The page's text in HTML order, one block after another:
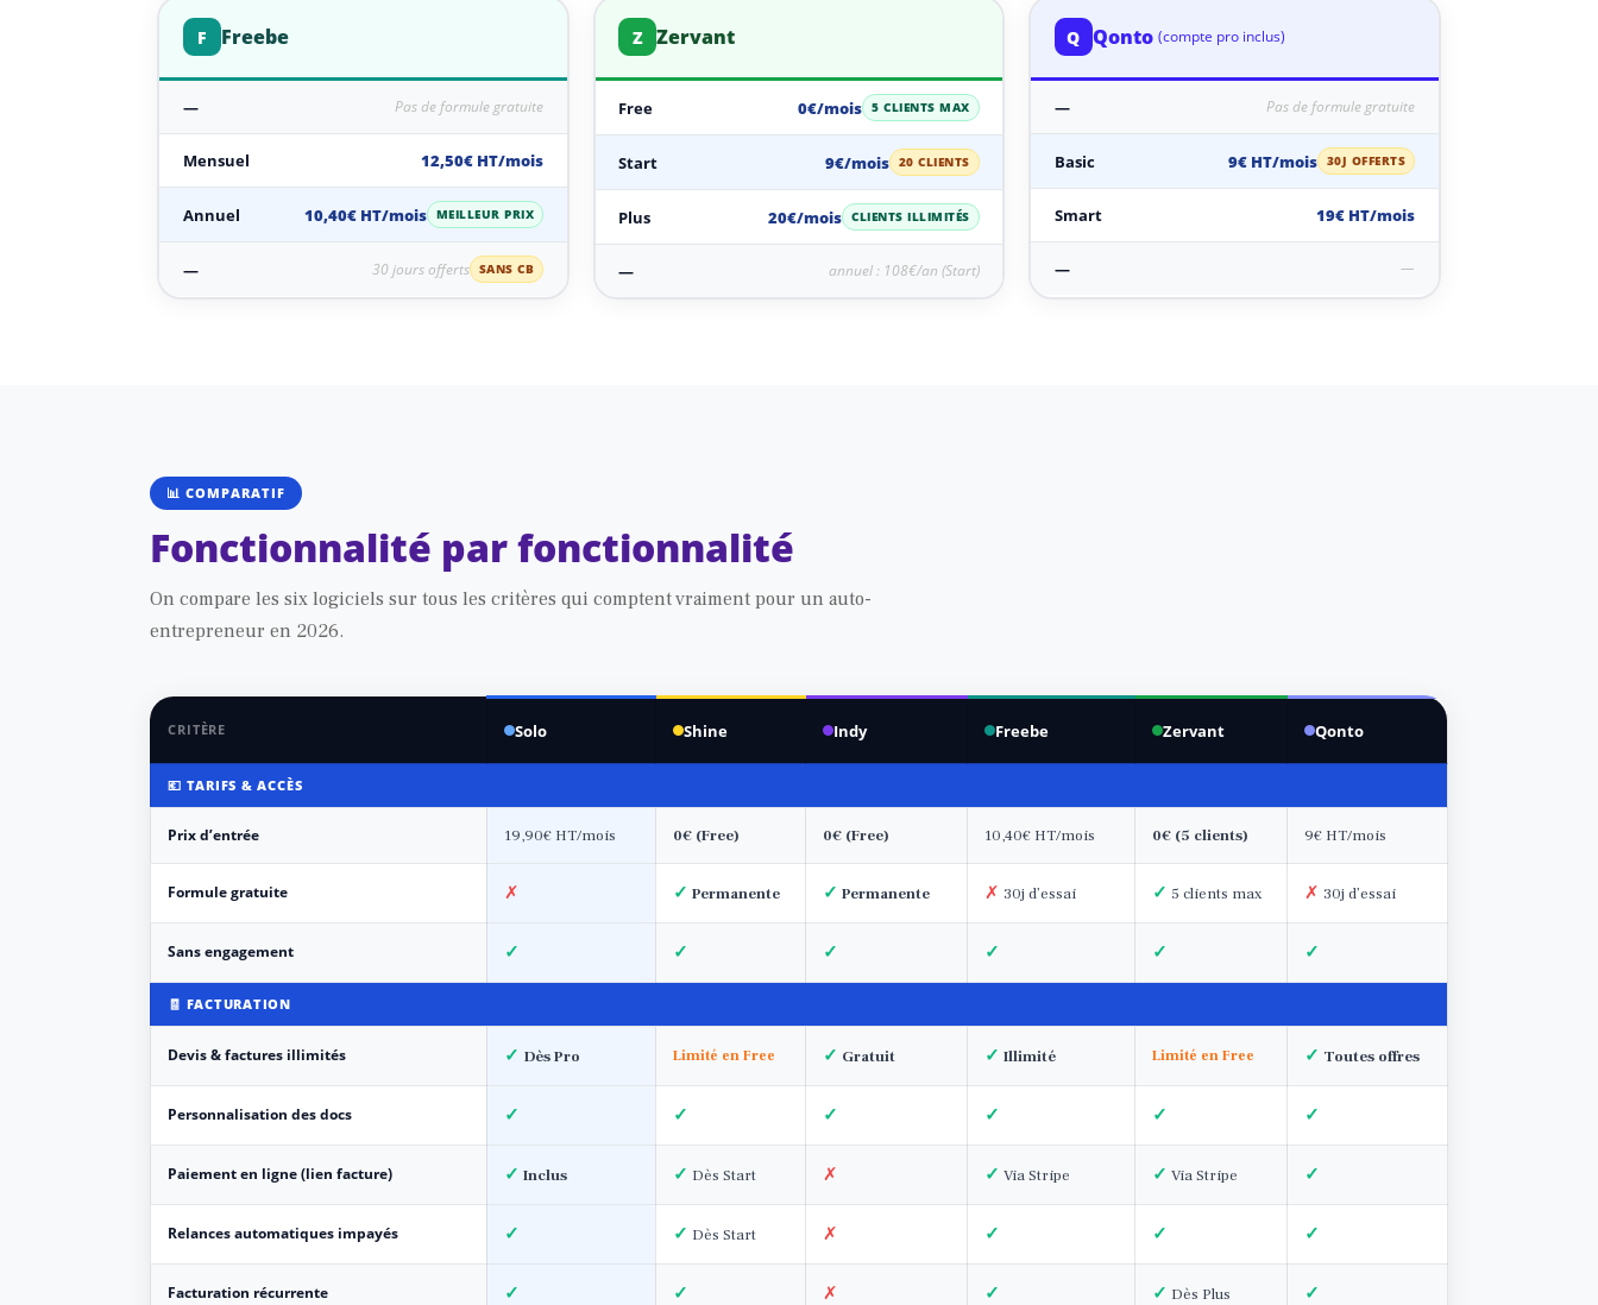
F Freebe
— Pas de formule gratuite
Mensuel 12,50€ HT/mois
Annuel 10,40€ HT/mois MEILLEUR PRIX
— 30 jours offerts SANS CB
Z Zervant
Free 0€/mois 5 CLIENTS MAX
Start 9€/mois 20 CLIENTS
Plus 20€/mois CLIENTS ILLIMITÉS
— annuel : 108€/an (Start)
Q Qonto (compte pro inclus)
— Pas de formule gratuite
Basic 9€ HT/mois 30J OFFERTS
Smart 19€ HT/mois
— —
📊 COMPARATIF
Fonctionnalité par fonctionnalité
On compare les six logiciels sur tous les critères qui comptent vraiment pour un auto-
entrepreneur en 2026.
CRITÈRE Solo Shine Indy Freebe Zervant Qonto
💶 TARIFS & ACCÈS
Prix d’entrée 19,90€ HT/mois 0€ (Free) 0€ (Free) 10,40€ HT/mois 0€ (5 clients) 9€ HT/mois
Formule gratuite ✗ ✓ Permanente ✓ Permanente ✗ 30j d’essai ✓ 5 clients max ✗ 30j d’essai
Sans engagement ✓ ✓ ✓ ✓ ✓ ✓
🧾 FACTURATION
Devis & factures illimités ✓ Dès Pro Limité en Free ✓ Gratuit ✓ Illimité Limité en Free ✓ Toutes offres
Personnalisation des docs ✓ ✓ ✓ ✓ ✓ ✓
Paiement en ligne (lien facture) ✓ Inclus ✓ Dès Start ✗ ✓ Via Stripe ✓ Via Stripe ✓
Relances automatiques impayés ✓ ✓ Dès Start ✗ ✓ ✓ ✓
Facturation récurrente ✓ ✓ ✗ ✓ ✓ Dès Plus ✓